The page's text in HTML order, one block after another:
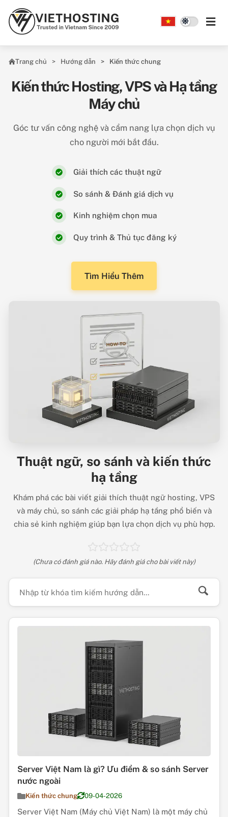
Trang chủ Hướng dẫn Kiến thức chung
Kiến thức Hosting, VPS và Hạ tầng
Máy chủ
Góc tư vấn công nghệ và cẩm nang lựa chọn dịch vụ
cho người mới bắt đầu.
Giải thích các thuật ngữ
So sánh & Đánh giá dịch vụ
Kinh nghiệm chọn mua
Quy trình & Thủ tục đăng ký
Tìm Hiểu Thêm
Thuật ngữ, so sánh và kiến thức
hạ tầng
Khám phá các bài viết giải thích thuật ngữ hosting, VPS
và máy chủ, so sánh các giải pháp hạ tầng phổ biến và
chia sẻ kinh nghiệm giúp bạn lựa chọn dịch vụ phù hợp.
(Chưa có đánh giá nào. Hãy đánh giá cho bài viết này)
Server Việt Nam là gì? Ưu điểm & so sánh Server
nước ngoài
Kiến thức chung 09-04-2026
Server Việt Nam (Máy chủ Việt Nam) là một máy chủ